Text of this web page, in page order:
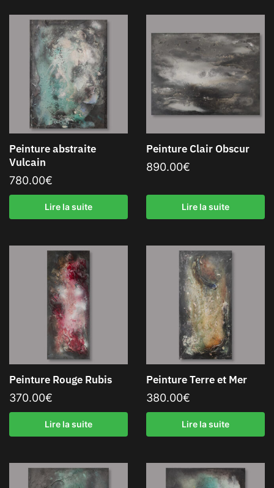
Peinture abstraite
Vulcain
780.00€
Lire la suite
Peinture Clair Obscur
890.00€
Lire la suite
Peinture Rouge Rubis
370.00€
Lire la suite
Peinture Terre et Mer
380.00€
Lire la suite